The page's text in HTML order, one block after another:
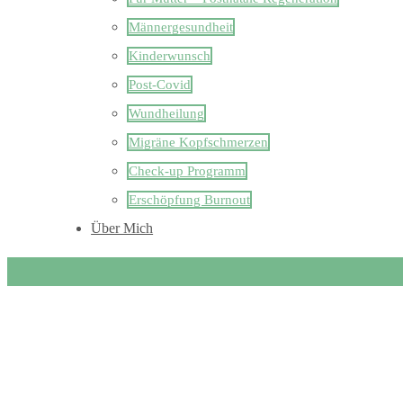
Männergesundheit
Kinderwunsch
Post-Covid
Wundheilung
Migräne Kopfschmerzen
Check-up Programm
Erschöpfung Burnout
Über Mich